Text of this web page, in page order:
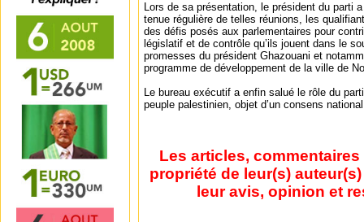
Lors de sa présentation, le président du parti
tenue régulière de telles réunions, les
des défis posés aux parlementaires pour
législatif et de contrôle qu’ils jouent dans le
promesses du président Ghazouani et
programme de développement de la ville de
Le bureau exécutif a enfin salué le rôle du
peuple palestinien, objet d’un consens
Les articles,
propriété de leur(s)
leur avis, opinion et